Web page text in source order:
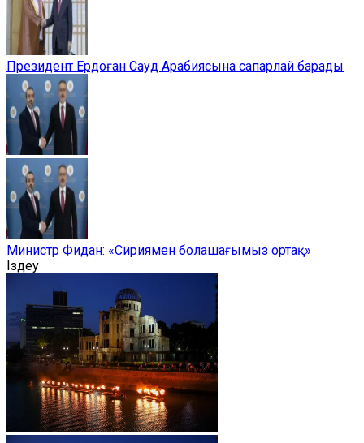
Президент Ердоған Сауд Арабиясына сапарлай барады
Министр Фидан: «Сириямен болашағымыз ортақ»
Іздеу